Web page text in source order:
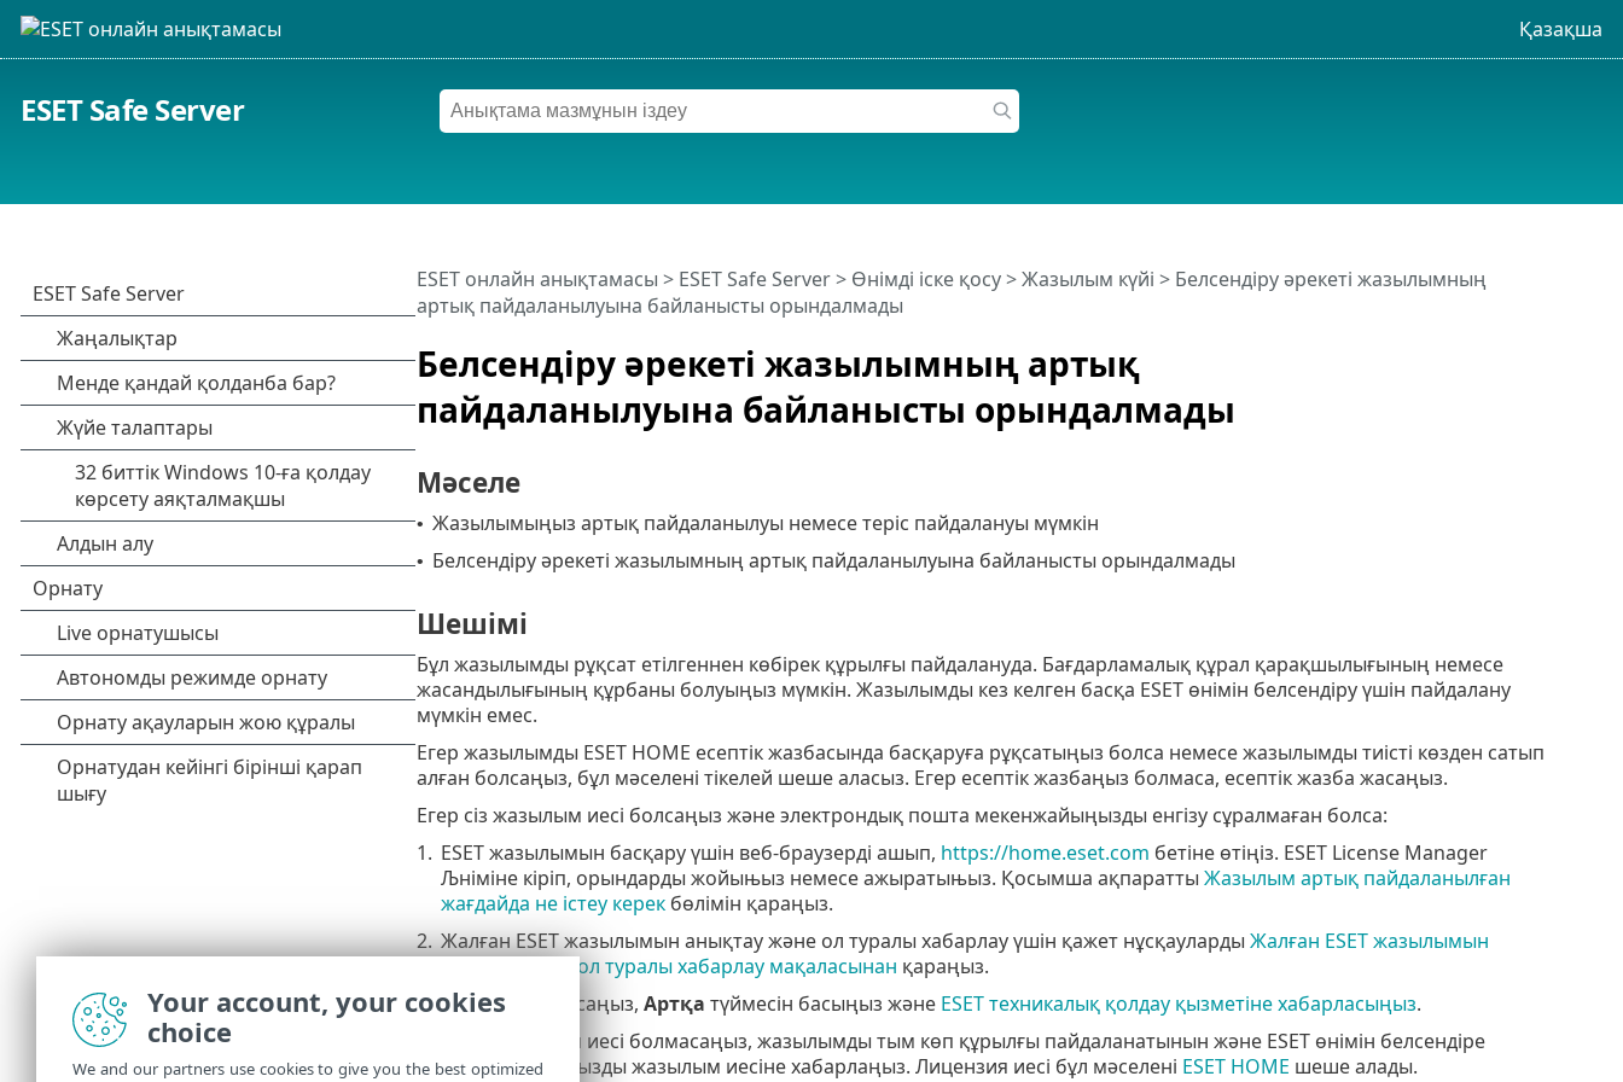
Қазақша
ESET Safe Server
Белсендіру әрекеті жазылымның артық
пайдаланылуына байланысты орындалмады
ESET онлайн анықтамасы > ESET Safe Server> Өнімді іске қосу>Жазылым күйі > Белсендіру әрекеті жазылымның
артық пайдаланылуына байланысты орындалмады
Мәселе
• Жазылымыңыз артық пайдаланылуы немесе теріс пайдалануы мүмкін
• Белсендіру әрекеті жазылымның артық пайдаланылуына байланысты орындалмады
Шешімі
Бұл жазылымды рұқсат етілгеннен көбірек құрылғы пайдалануда. Бағдарламалық құрал қарақшылығының немесе
жасандылығының құрбаны болуыңыз мүмкін. Жазылымды кез келген басқа ESET өнімін белсендіру үшін пайдалану
мүмкін емес.
Егер жазылымды ESET HOME есептік жазбасында басқаруға рұқсатыңыз болса немесе жазылымды тиісті көзден сатып
алған болсаңыз, бұл мәселені тікелей шеше аласыз. Егер есептік жазбаңыз болмаса, есептік жазба жасаңыз.
Егер сіз жазылым иесі болсаңыз және электрондық пошта мекенжайыңызды енгізу сұралмаған болса:
1. ESET жазылымын басқару үшін веб-браузерді ашып, https://home.eset.com бетіне өтіңіз. ESET License Manager
Љніміне кіріп, орындарды жойыњыз немесе ажыратыњыз. Қосымша ақпаратты Жазылым артық пайдаланылған
жағдайда не істеу керекбөлімін қараңыз.
2. Жалған ESET жазылымын анықтау және ол туралы хабарлау үшін қажет нұсқауларды Жалған ESET жазылымын
анықтау және ол туралы хабарлау мақаласынан қараңыз.
3. Сенімді болмасаңыз, Артқа түймесін басыңыз және ESET техникалық қолдау қызметіне хабарласыңыз.
Егер сіз жазылым иесі болмасаңыз, жазылымды тым көп құрылғы пайдаланатынын және ESET өнімін белсендіре
алмай жатқаныңызды жазылым иесіне хабарлаңыз. Лицензия иесі бұл мәселені ESET HOME шеше алады.
Your account, your cookies
choice
We and our partners use cookies to give you the best optimized